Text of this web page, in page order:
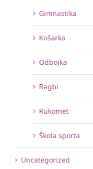
Gimnastika
Košarka
Odbojka
Ragbi
Rukomet
Škola sporta
Uncategorized